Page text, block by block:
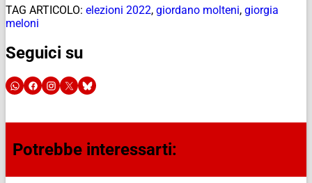
TAG ARTICOLO: elezioni 2022, giordano molteni, giorgia
meloni
Seguici su
Potrebbe interessarti: